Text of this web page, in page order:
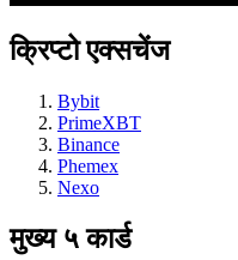
क्रिप्टो एक्सचेंज
Bybit
PrimeXBT
Binance
Phemex
Nexo
मुख्य ५ कार्ड